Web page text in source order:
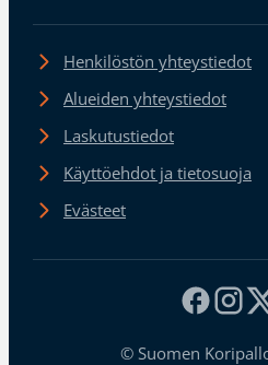
Henkilöstön yhteystiedot
Alueiden yhteystiedot
Laskutustiedot
Käyttöehdot ja tietosuoja
Evästeet
© Suomen